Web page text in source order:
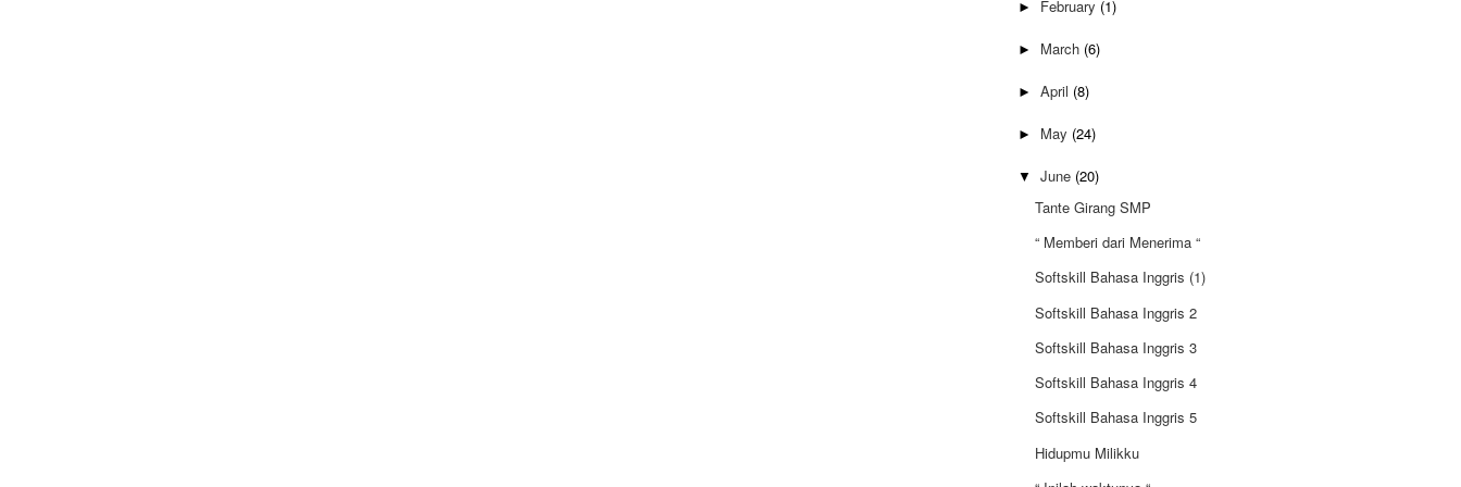
► February (1)
► March (6)
► April (8)
► May (24)
▼ June (20)
Tante Girang SMP
“ Memberi dari Menerima “
Softskill Bahasa Inggris (1)
Softskill Bahasa Inggris 2
Softskill Bahasa Inggris 3
Softskill Bahasa Inggris 4
Softskill Bahasa Inggris 5
Hidupmu Milikku